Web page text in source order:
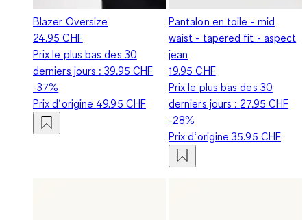
Blazer Oversize
24.95 CHF
Prix le plus bas des 30
derniers jours :39.95 CHF
-37%
Prix d‘origine 49.95 CHF
Pantalon en toile - mid
waist - tapered fit - aspect
jean
19.95 CHF
Prix le plus bas des 30
derniers jours : 27.95 CHF
-28%
Prix d‘origine35.95 CHF